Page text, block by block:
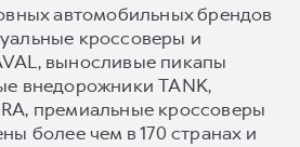
автомобильных брендов
кроссоверы и
выносливые пикапы
внедорожники TANK,
премиальные кроссоверы
более чем в 170 странах и